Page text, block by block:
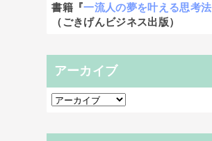
書籍『一流人の夢を叶える思考法
（ごきげんビジネス出版）
アーカイブ